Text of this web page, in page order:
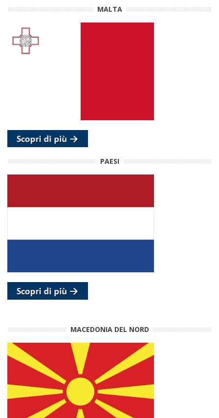
MALTA
PAESI
MACEDONIA DEL NORD